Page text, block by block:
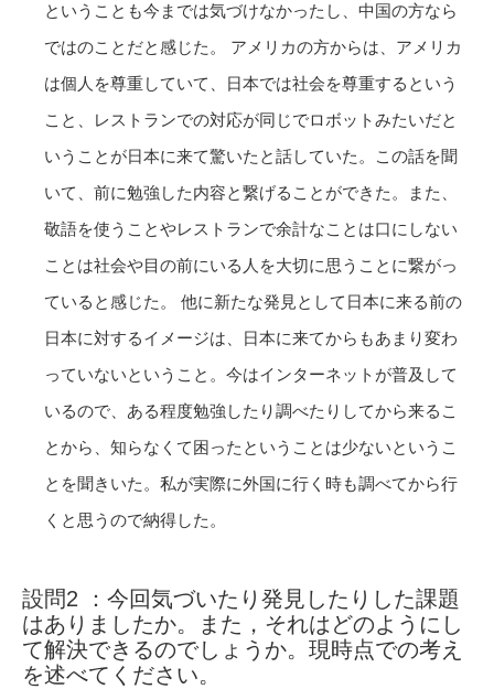
ということも今までは気づけなかったし、中国の方なら
ではのことだと感じた。 アメリカの方からは、アメリカ
は個人を尊重していて、日本では社会を尊重するという
こと、レストランでの対応が同じでロボットみたいだと
いうことが日本に来て驚いたと話していた。この話を聞
いて、前に勉強した内容と繋げることができた。また、
敬語を使うことやレストランで余計なことは口にしない
ことは社会や目の前にいる人を大切に思うことに繋がっ
ていると感じた。 他に新たな発見として日本に来る前の
日本に対するイメージは、日本に来てからもあまり変わ
っていないということ。今はインターネットが普及して
いるので、ある程度勉強したり調べたりしてから来るこ
とから、知らなくて困ったということは少ないというこ
とを聞きいた。私が実際に外国に行く時も調べてから行
くと思うので納得した。
設問2 ：今回気づいたり発見したりした課題
はありましたか。また，それはどのようにし
て解決できるのでしょうか。現時点での考え
を述べてください。